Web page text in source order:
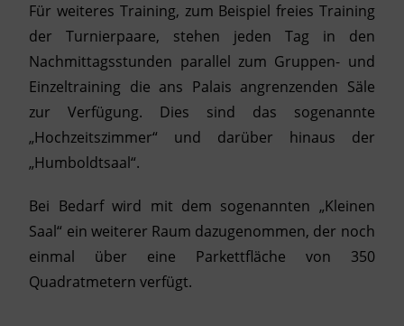
Für weiteres Training, zum Beispiel freies Training
der Turnierpaare, stehen jeden Tag in den
Nachmittagsstunden parallel zum Gruppen- und
Einzeltraining die ans Palais angrenzenden Säle
zur Verfügung. Dies sind das sogenannte
„Hochzeitszimmer“ und darüber hinaus der
„Humboldtsaal“.
Bei Bedarf wird mit dem sogenannten „Kleinen
Saal“ ein weiterer Raum dazugenommen, der noch
einmal über eine Parkettfläche von 350
Quadratmetern verfügt.